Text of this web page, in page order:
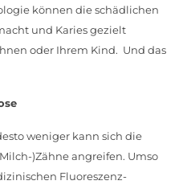
können die schädlichen
und Karies gezielt
oder Ihrem Kind. Und das
weniger kann sich die
)Zähne angreifen. Umso
Fluoreszenz-